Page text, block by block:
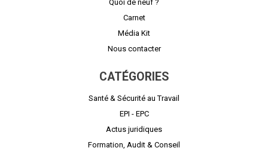
Quoi de neuf ?
Carnet
Média Kit
Nous contacter
CATÉGORIES
Santé & Sécurité au Travail
EPI - EPC
Actus juridiques
Formation, Audit & Conseil